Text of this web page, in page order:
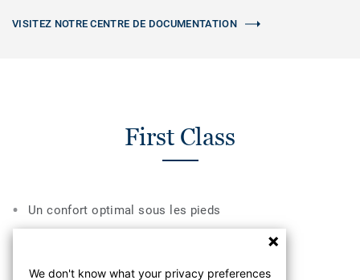
VISITEZ NOTRE CENTRE DE DOCUMENTATION
First Class
Un confort optimal sous les pieds
We don't know what your privacy preferences